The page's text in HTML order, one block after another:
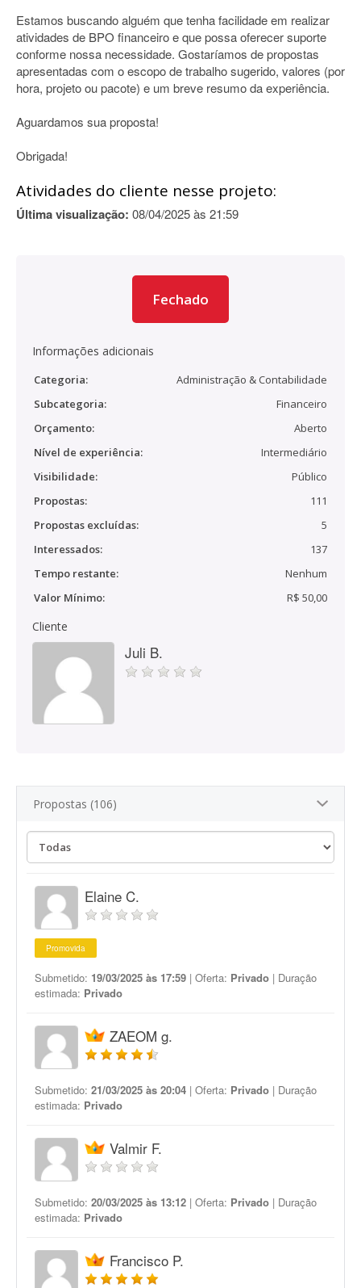
Estamos buscando alguém que tenha facilidade em realizar
atividades de BPO financeiro e que possa oferecer suporte
conforme nossa necessidade. Gostaríamos de propostas
apresentadas com o escopo de trabalho sugerido, valores (por
hora, projeto ou pacote) e um breve resumo da experiência.
Aguardamos sua proposta!
Obrigada!
Atividades do cliente nesse projeto:
Última visualização: 08/04/2025 às 21:59
Fechado
Informações adicionais
Categoria:
Administração & Contabilidade
Subcategoria:
Financeiro
Orçamento:
Aberto
Nível de experiência:
Intermediário
Visibilidade:
Público
Propostas:
111
Propostas excluídas:
5
Interessados:
137
Tempo restante:
Nenhum
Valor Mínimo:
R$ 50,00
Cliente
Juli B.
Propostas (106)
Elaine C.
Promovida
Submetido: 19/03/2025 às 17:59 | Oferta: Privado | Duração
estimada: Privado
ZAEOM g.
Submetido: 21/03/2025 às 20:04 | Oferta: Privado | Duração
estimada: Privado
Valmir F.
Submetido: 20/03/2025 às 13:12 | Oferta: Privado | Duração
estimada: Privado
Francisco P.